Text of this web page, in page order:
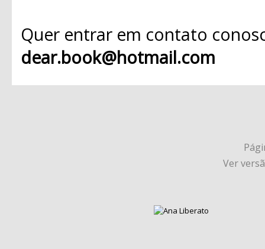
Quer entrar em contato
dear.book@hotmail.com
Ver